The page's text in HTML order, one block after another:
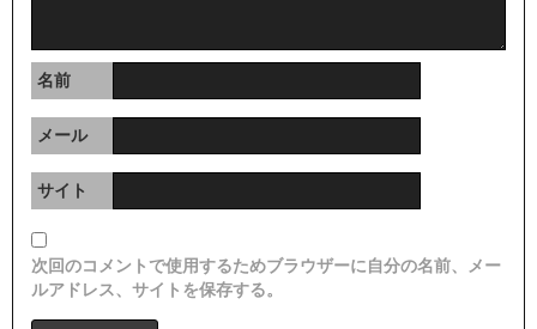
名前
メール
サイト
次回のコメントで使用するためブラウザーに自分の名前、メー
ルアドレス、サイトを保存する。